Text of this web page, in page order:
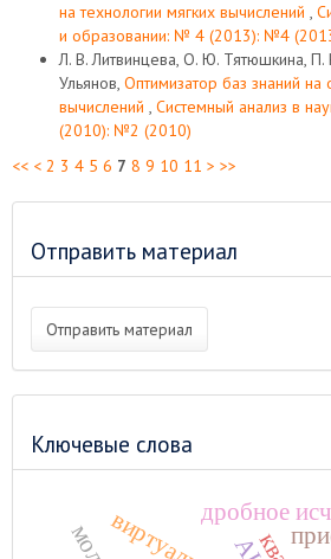
на технологии мягких вычислений ,
и образовании: № 4 (2013): №4
Л. В. Литвинцева, О. Ю. Тятюшкина, П.
Ульянов, Оптимизатор баз знаний на
вычислений , Системный анализ в
(2010): №2 (2010)
<< < 2 3 4 5 6 7 8 9 10 11 > >>
Отправить материал
Отправить материал
Ключевые слова
дробное